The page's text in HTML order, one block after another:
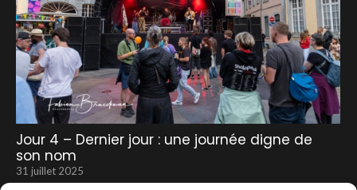
Jour 4 – Dernier jour : une journée digne de
son nom
31 juillet 2025